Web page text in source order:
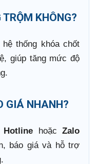
KHÔNG?
thống khóa chốt
giúp tăng mức độ
GIÁ NHANH?
Hotline hoặc Zalo
báo giá và hỗ trợ